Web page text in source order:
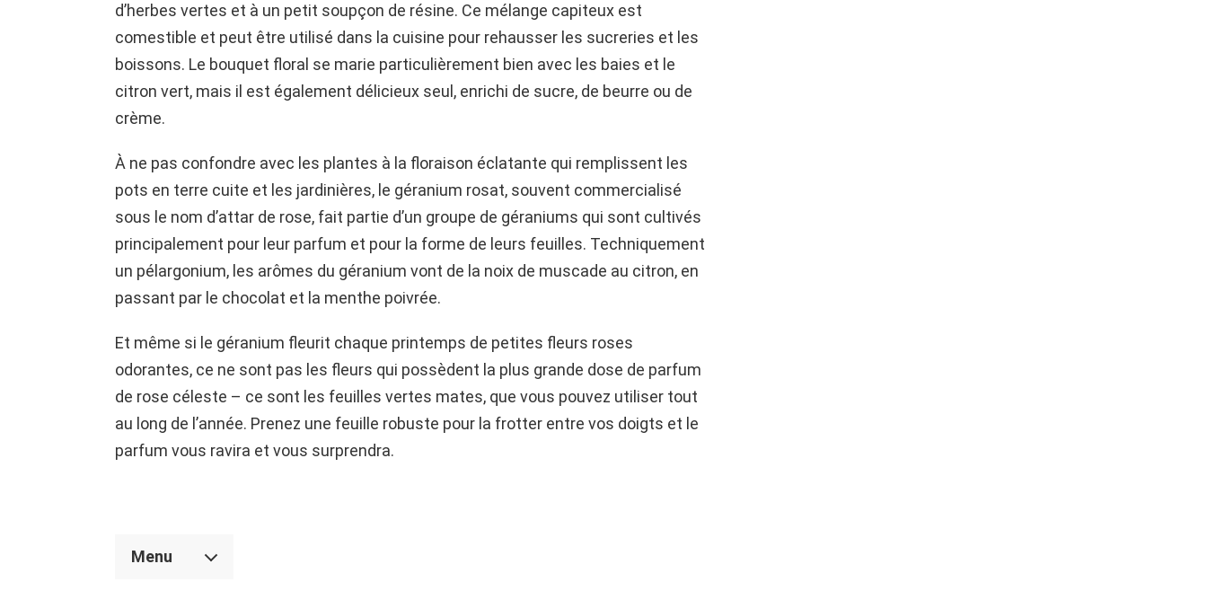
d’herbes vertes et à un petit soupçon de résine. Ce mélange capiteux est
comestible et peut être utilisé dans la cuisine pour rehausser les sucreries et les
boissons. Le bouquet floral se marie particulièrement bien avec les baies et le
citron vert, mais il est également délicieux seul, enrichi de sucre, de beurre ou de
crème.
À ne pas confondre avec les plantes à la floraison éclatante qui remplissent les
pots en terre cuite et les jardinières, le géranium rosat, souvent commercialisé
sous le nom d’attar de rose, fait partie d’un groupe de géraniums qui sont cultivés
principalement pour leur parfum et pour la forme de leurs feuilles. Techniquement
un pélargonium, les arômes du géranium vont de la noix de muscade au citron, en
passant par le chocolat et la menthe poivrée.
Et même si le géranium fleurit chaque printemps de petites fleurs roses
odorantes, ce ne sont pas les fleurs qui possèdent la plus grande dose de parfum
de rose céleste – ce sont les feuilles vertes mates, que vous pouvez utiliser tout
au long de l’année. Prenez une feuille robuste pour la frotter entre vos doigts et le
parfum vous ravira et vous surprendra.
Menu